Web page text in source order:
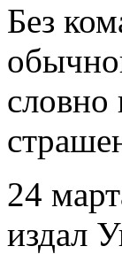
Без
словно
24
издал